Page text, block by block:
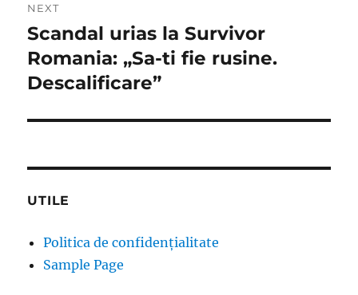
NEXT
Next
post:
Scandal urias la Survivor
Romania: „Sa-ti fie rusine.
Descalificare”
UTILE
Politica de confidențialitate
Sample Page